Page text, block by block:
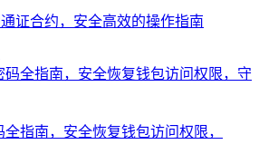
证合约，安全高效的操作指南
全指南，安全恢复钱包访问权限，